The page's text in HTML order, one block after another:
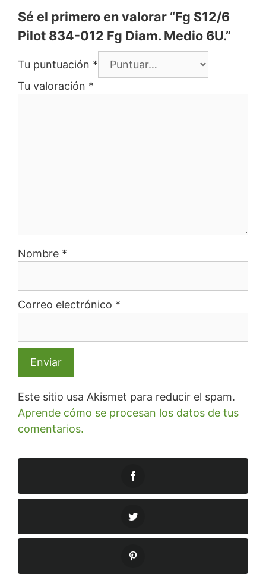
Sé el primero en valorar “Fg S12/6
Pilot 834-012 Fg Diam. Medio 6U.”
Tu puntuación *
Tu valoración *
Nombre *
Correo electrónico *
Este sitio usa Akismet para reducir el spam.
Aprende cómo se procesan los datos de tus
comentarios.